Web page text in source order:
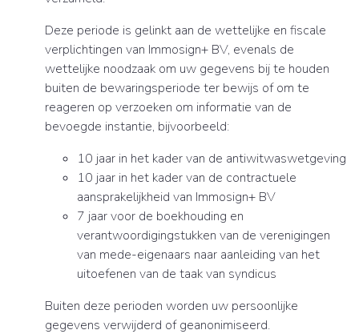
Deze periode is gelinkt aan de wettelijke en fiscale
verplichtingen van Immosign+ BV, evenals de
wettelijke noodzaak om uw gegevens bij te houden
buiten de bewaringsperiode ter bewijs of om te
reageren op verzoeken om informatie van de
bevoegde instantie, bijvoorbeeld:
10 jaar in het kader van de antiwitwaswetgeving
10 jaar in het kader van de contractuele
aansprakelijkheid van Immosign+ BV
7 jaar voor de boekhouding en
verantwoordigingstukken van de verenigingen
van mede-eigenaars naar aanleiding van het
uitoefenen van de taak van syndicus
Buiten deze perioden worden uw persoonlijke
gegevens verwijderd of geanonimiseerd.